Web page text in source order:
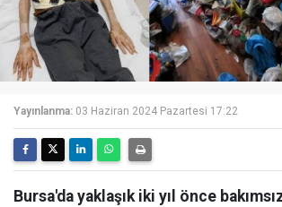
Yayınlanma: 03 Haziran 2024 Pazartesi 17:22
Bursa'da yaklaşık iki yıl önce